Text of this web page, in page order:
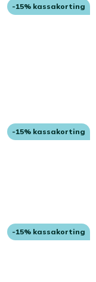
-15% kassakorting
-15% kassakorting
-15% kassakorting